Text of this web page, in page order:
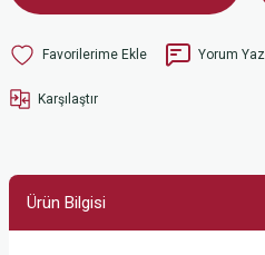
Yorum Yaz
Karşılaştır
Ürün Bilgisi